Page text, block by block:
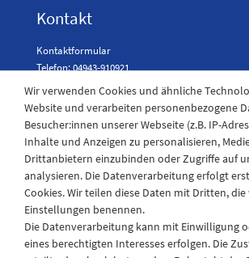
Kontakt
Kontaktformular
Telefon: 04943-910921
Laden Öffnungszeiten
Montag - Freitag
08:30 - 12:30 und 13.00 - 17.30 Uhr
Samstags
08:30 bis 12:30 Uhr
Wir verwenden Cookies und ähnliche
Website und verarbeiten personenbezogene
Besucher:innen unserer Webseite (z.B. IP-
Inhalte und Anzeigen zu personalisieren,
Drittanbietern einzubinden oder Zugriffe auf
analysieren. Die Datenverarbeitung erfolgt
Cookies. Wir teilen diese Daten mit Dritten, die
Einstellungen benennen.
Die Datenverarbeitung kann mit Einwilligung
eines berechtigten Interesses erfolgen. Die